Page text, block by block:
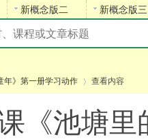
新概念版二 新概念版三
年》第一册学习动作 查看内容
《池塘